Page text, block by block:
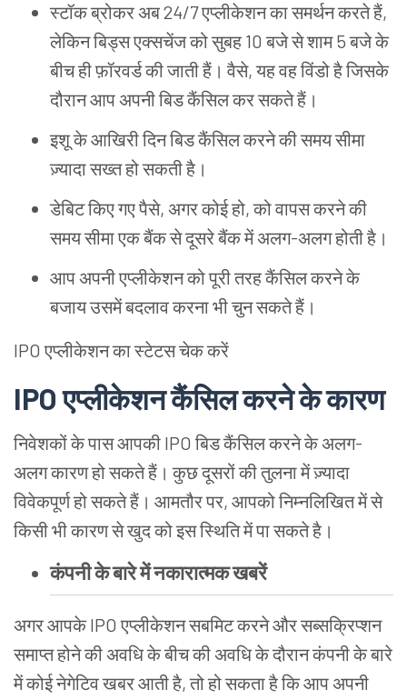
स्टॉक ब्रोकर अब 24/7 एप्लीकेशन का समर्थन करते हैं,
लेकिन बिड्स एक्सचेंज को सुबह 10 बजे से शाम 5 बजे के
बीच ही फ़ॉरवर्ड की जाती हैं। वैसे, यह वह विंडो है जिसके
दौरान आप अपनी बिड कैंसिल कर सकते हैं।
इशू के आखिरी दिन बिड कैंसिल करने की समय सीमा
ज़्यादा सख्त हो सकती है।
डेबिट किए गए पैसे, अगर कोई हो, को वापस करने की
समय सीमा एक बैंक से दूसरे बैंक में अलग-अलग होती है।
आप अपनी एप्लीकेशन को पूरी तरह कैंसिल करने के
बजाय उसमें बदलाव करना भी चुन सकते हैं।
IPO एप्लीकेशन का स्टेटस चेक करें
IPO एप्लीकेशन कैंसिल करने के कारण
निवेशकों के पास आपकी IPO बिड कैंसिल करने के अलग-
अलग कारण हो सकते हैं। कुछ दूसरों की तुलना में ज़्यादा
विवेकपूर्ण हो सकते हैं। आमतौर पर, आपको निम्नलिखित में से
किसी भी कारण से खुद को इस स्थिति में पा सकते है।
कंपनी के बारे में नकारात्मक खबरें
अगर आपके IPO एप्लीकेशन सबमिट करने और सब्सक्रिप्शन
समाप्त होने की अवधि के बीच की अवधि के दौरान कंपनी के बारे
में कोई नेगेटिव खबर आती है, तो हो सकता है कि आप अपनी